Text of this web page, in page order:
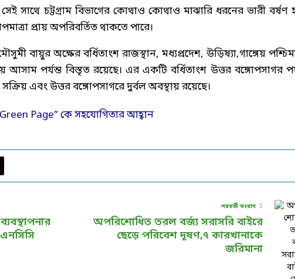
সাথে চট্টগ্রাম বিভাগের কোথাও কোথাও মাঝারি ধরনের ভারী বর্ষণ
প্রায় অপরিবর্তিত থাকতে পারে।
বায়ুর অক্ষের বর্ধিতাংশ রাজস্থান, মধ্যপ্রদেশ, উড়িষ্যা,গাঙ্গেয়
আসাম পর্যন্ত বিস্তৃত রয়েছে। এর একটি বর্ধিতাংশ উত্তর বঙ্গোপসাগর
এবং উত্তর বঙ্গোপসাগরে দুর্বল অবস্থায় রয়েছে।
পরবর্তী সংবাদ
অপরিশোধিত তরল বর্জ্য সরাসরি বাইরে
ছেড়ে পরিবেশ দূষণ,৭ কারখানাকে
জরিমানা